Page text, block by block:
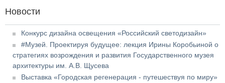
Новости
Конкурс дизайна освещения «Российский светодизайн»
#Музей. Проектируя будущее: лекция Ирины Коробьиной о
стратегиях возрождения и развития Государственного музея
архитектуры им. А.В. Щусева
Выставка «Городская регенерация - путешествуя по миру»